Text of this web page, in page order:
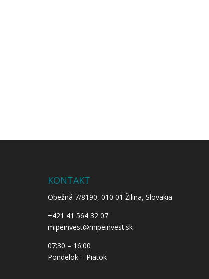
KONTAKT
Obežná 7/8190, 010 01 Žilina, Slovakia
+421 41 564 32 07
mipeinvest@mipeinvest.sk
07:30 – 16:00
Pondelok – Piatok